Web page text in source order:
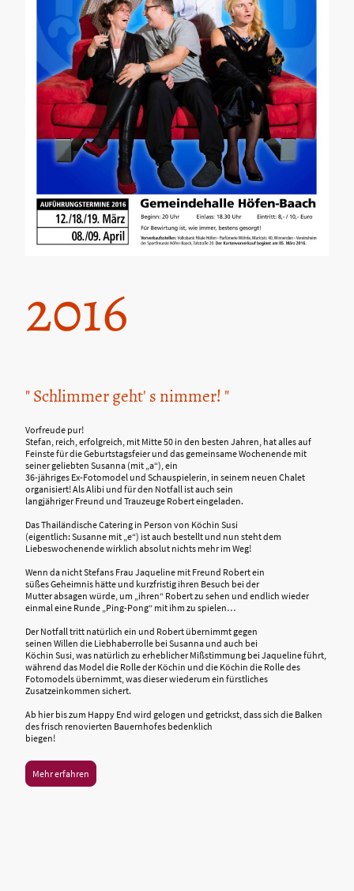
2016
" Schlimmer geht' s nimmer! "
Vorfreude pur!
Stefan, reich, erfolgreich, mit Mitte 50 in den besten Jahren, hat alles auf
Feinste für die Geburtstagsfeier und das gemeinsame Wochenende mit
seiner geliebten Susanna (mit „a“), ein
36-jähriges Ex-Fotomodel und Schauspielerin, in seinem neuen Chalet
organisiert! Als Alibi und für den Notfall ist auch sein
langjähriger Freund und Trauzeuge Robert eingeladen.
Das Thailändische Catering in Person von Köchin Susi
(eigentlich: Susanne mit „e“) ist auch bestellt und nun steht dem
Liebeswochenende wirklich absolut nichts mehr im Weg!
Wenn da nicht Stefans Frau Jaqueline mit Freund Robert ein
süßes Geheimnis hätte und kurzfristig ihren Besuch bei der
Mutter absagen würde, um „ihren“ Robert zu sehen und endlich wieder
einmal eine Runde „Ping-Pong“ mit ihm zu spielen…
Der Notfall tritt natürlich ein und Robert übernimmt gegen
seinen Willen die Liebhaberrolle bei Susanna und auch bei
Köchin Susi, was natürlich zu erheblicher Mißstimmung bei Jaqueline führt,
während das Model die Rolle der Köchin und die Köchin die Rolle des
Fotomodels übernimmt, was dieser wiederum ein fürstliches
Zusatzeinkommen sichert.
Ab hier bis zum Happy End wird gelogen und getrickst, dass sich die Balken
des frisch renovierten Bauernhofes bedenklich
biegen!
Mehr erfahren